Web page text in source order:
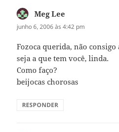
Meg Lee
junho 6, 2006 às 4:42 pm
Fozoca querida, não
seja a que tem você, linda.
Como faço?
beijocas chorosas
RESPONDER